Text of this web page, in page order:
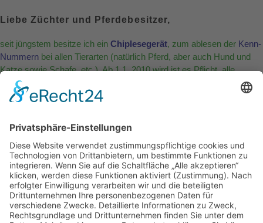
Liebe Züchter und Pferdebesitzer,
seit jüngstem besitze ich ein Chiplesegerät, zum ablesen der Kenn-
Nummern bei allen Tierarten (natürlich Pferd, aber auch Hund und
Katze sowie Schafe, etc.). Ab 1.1. 2010 wird ist es Pflicht, alle
Equiden zu chippen !.
(plus Sicherheitspfand) bei mir ausleihen.
Uwe Bahn
Der Reitstall
Deckhengste